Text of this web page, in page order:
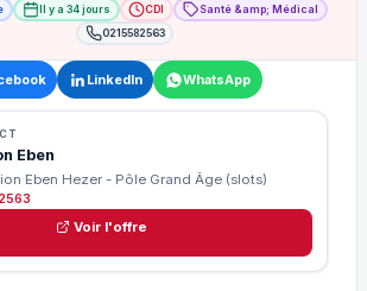
Il y a 34 jours CDI
Santé &amp; Médical
0215582563
LinkedIn WhatsApp
Eben
Eben Hezer - Pôle Grand Âge (slots)
Voir l'offre